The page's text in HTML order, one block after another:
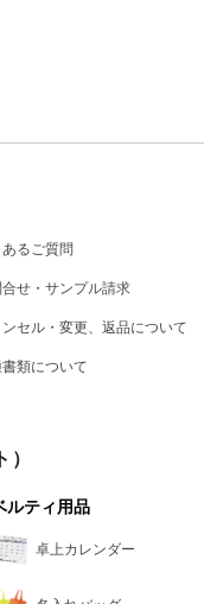
あるご質問
合せ・サンプル請求
ンセル・変更、返品について
類について
ルティ用品
卓上カレンダー